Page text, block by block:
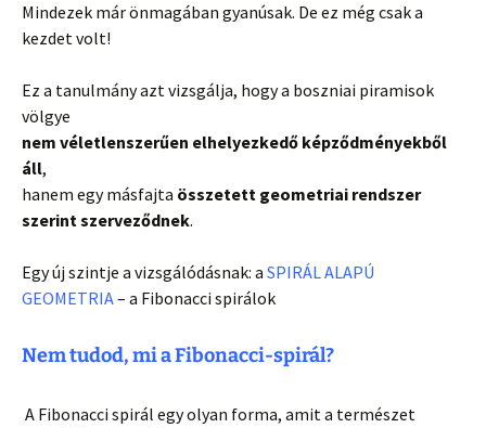
Mindezek már önmagában gyanúsak. De ez még csak a
kezdet volt!
Ez a tanulmány azt vizsgálja, hogy a boszniai piramisok
völgye
nem véletlenszerűen elhelyezkedő képződményekből
áll,
hanem egy másfajta összetett geometriai rendszer
szerint szerveződnek.
Egy új szintje a vizsgálódásnak: a SPIRÁL ALAPÚ
GEOMETRIA– a Fibonacci spirálok
Nem tudod, mi a Fibonacci-spirál?
A Fibonacci spirál egy olyan forma, amit a természet